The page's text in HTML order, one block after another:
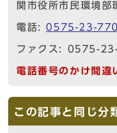
関市役所市民環境部
電話:0575-23-
ファクス: 0575-
電話番号のかけ間違
この記事と同じ分